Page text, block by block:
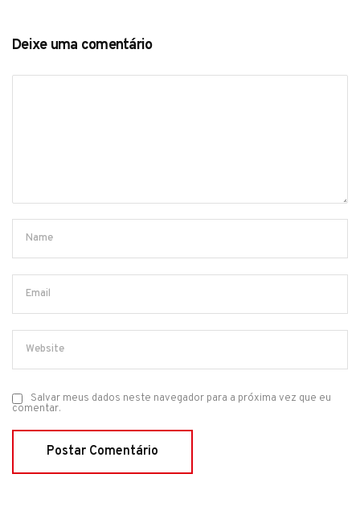
Deixe uma comentário
Salvar meus dados neste navegador para a próxima vez que eu
comentar.